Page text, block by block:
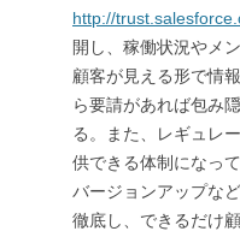
http://
開し、稼働状況やメ
顧客が見える形で情
ら要請があれば包み
る。また、レギュレ
供できる体制になって
バージョンアップな
徹底し、できるだけ